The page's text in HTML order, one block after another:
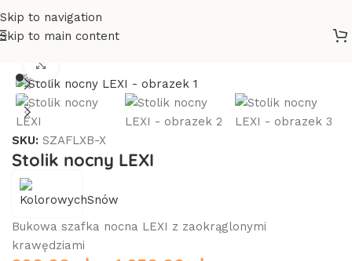
Skip to navigation
Skip to main content
SKU: SZAFLXB-X
Stolik nocny LEXI
Bukowa szafka nocna LEXI z zaokrąglonymi
krawędziami